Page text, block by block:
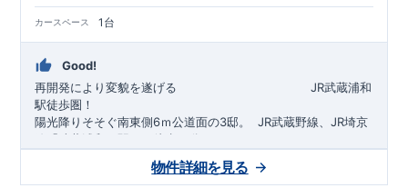
カースペース 1台
Good!
再開発により変貌を遂げる ​JR武蔵浦和
駅徒歩圏！
陽光降りそそぐ南東側6ｍ公道面の3邸。
​JR武蔵野線、JR埼京
線「 武蔵浦和 」駅まで徒歩15 分
自転車で約5分
JR埼京線「北戸田」駅まで徒歩18分​
​◆設計・建設性能評価ｗ取得！​◎性能評価とは
物件詳細を見る